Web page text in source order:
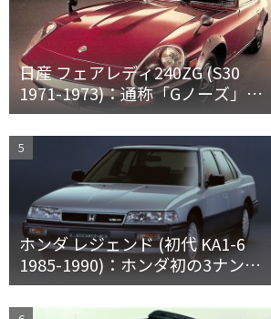
日産 フェアレディ240ZG (S30
1971-1973)：通称「Gノーズ」と
オーバーフェンダーを装備した
特別なZ
ホンダ レジェンド (初代 KA1-6
1985-1990)：ホンダ初の3ナンバ
ー車。プレミアムなセダンとハ
ードトップ